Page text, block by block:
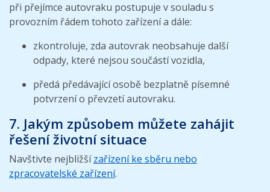
při přejímce autovraku postupuje v souladu s
provozním řádem tohoto zařízení a dále:
zkontroluje, zda autovrak neobsahuje další
odpady, které nejsou součástí vozidla,
předá předávající osobě bezplatně písemné
potvrzení o převzetí autovraku.
7. Jakým způsobem můžete zahájit
řešení životní situace
Navštivte nejbližšízařízení ke sběru nebo
zpracovatelské zařízení.